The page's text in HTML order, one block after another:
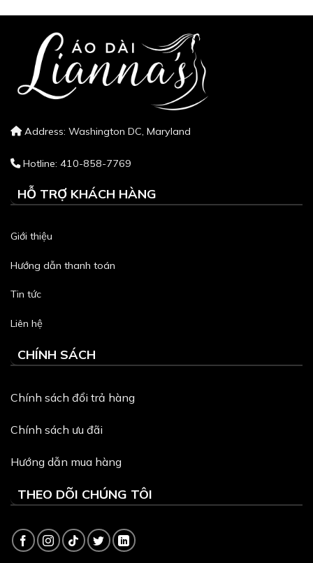
Address: Washington DC, Maryland
Hotline: 410-858-7769
HỖ TRỢ KHÁCH HÀNG
Giới thiệu
Hướng dẫn thanh toán
Tin tức
Liên hệ
CHÍNH SÁCH
Chính sách đổi trả hàng
Chính sách ưu đãi
Hướng dẫn mua hàng
THEO DÕI CHÚNG TÔI